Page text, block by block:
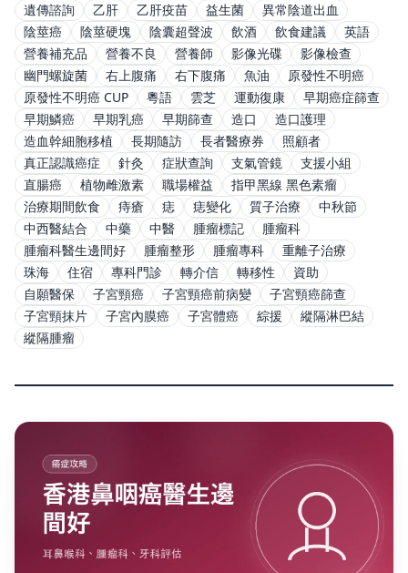
遺傳諮詢
乙肝 乙肝疫苗 益生菌
異常陰道出血
陰莖癌
陰莖硬塊 陰囊超聲波 飲酒 飲食建議
英語
營養補充品
營養不良 營養師 影像光碟
影像檢查
幽門螺旋菌
右上腹痛 右下腹痛 魚油
原發性不明癌
原發性不明癌 CUP
粵語 雲芝 運動復康
早期癌症篩查
早期鱗癌
早期乳癌 早期篩查 造口
造口護理
造血幹細胞移植
長期隨訪 長者醫療券
照顧者
真正認識癌症
針灸 症狀查詢 支氣管鏡
支援小組
直腸癌
植物雌激素 職場權益
指甲黑線 黑色素瘤
治療期間飲食
痔瘡 痣 痣變化 質子治療
中秋節
中西醫結合
中藥 中醫 腫瘤標記
腫瘤科
腫瘤科醫生邊間好
腫瘤整形 腫瘤專科
重離子治療
珠海
住宿 專科門診 轉介信 轉移性
資助
自願醫保
子宮頸癌 子宮頸癌前病變
子宮頸癌篩查
子宮頸抹片
子宮內膜癌 子宮體癌 綜援
縱隔淋巴結
縱隔腫瘤